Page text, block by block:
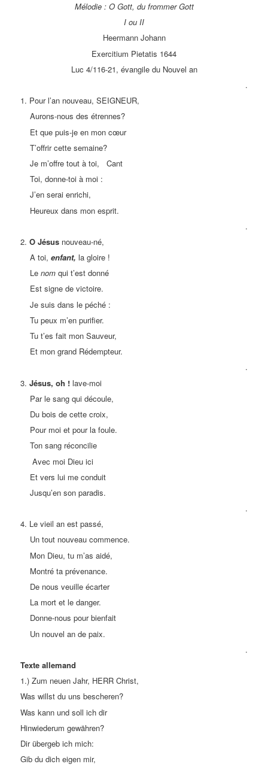
Mélodie : O Gott, du frommer Gott
I ou II
Heermann Johann
Exercitium Pietatis 1644
Luc 4/116-21, évangile du Nouvel an
.
1. Pour l’an nouveau, SEIGNEUR,
Aurons-nous des étrennes?
Et que puis-je en mon cœur
T’offrir cette semaine?
Je m’offre tout à toi, Cant
Toi, donne-toi à moi :
J’en serai enrichi,
Heureux dans mon esprit.
.
2.O Jésus nouveau-né,
A toi,enfant, la gloire !
Lenom qui t’est donné
Est signe de victoire.
Je suis dans le péché :
Tu peux m’en purifier.
Tu t’es fait mon Sauveur,
Et mon grand Rédempteur.
.
3.Jésus, oh ! lave-moi
Par le sang qui découle,
Du bois de cette croix,
Pour moi et pour la foule.
Ton sang réconcilie
Avec moi Dieu ici
Et vers lui me conduit
Jusqu’en son paradis.
.
4. Le vieil an est passé,
Un tout nouveau commence.
Mon Dieu, tu m’as aidé,
Montré ta prévenance.
De nous veuille écarter
La mort et le danger.
Donne-nous pour bienfait
Un nouvel an de paix.
.
Texte allemand
1.) Zum neuen Jahr, HERR Christ,
Was willst du uns bescheren?
Was kann und soll ich dir
Hinwiederum gewähren?
Dir übergeb ich mich:
Gib du dich eigen mir,